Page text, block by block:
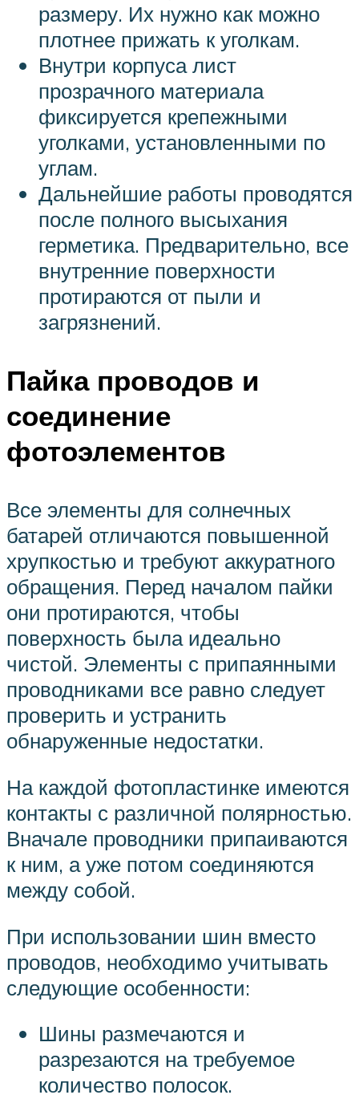
размеру. Их нужно как можно
плотнее прижать к уголкам.
Внутри корпуса лист
прозрачного материала
фиксируется крепежными
уголками, установленными по
углам.
Дальнейшие работы проводятся
после полного высыхания
герметика. Предварительно, все
внутренние поверхности
протираются от пыли и
загрязнений.
Пайка проводов и
соединение
фотоэлементов
Все элементы для солнечных
батарей отличаются повышенной
хрупкостью и требуют аккуратного
обращения. Перед началом пайки
они протираются, чтобы
поверхность была идеально
чистой. Элементы с припаянными
проводниками все равно следует
проверить и устранить
обнаруженные недостатки.
На каждой фотопластинке имеются
контакты с различной полярностью.
Вначале проводники припаиваются
к ним, а уже потом соединяются
между собой.
При использовании шин вместо
проводов, необходимо учитывать
следующие особенности:
Шины размечаются и
разрезаются на требуемое
количество полосок.